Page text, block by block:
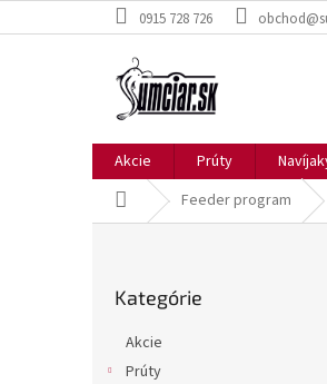
na
0915 728 726
Akcie Prúty
DomovFeeder program
kategórie
Kategórie
Akcie
Prúty